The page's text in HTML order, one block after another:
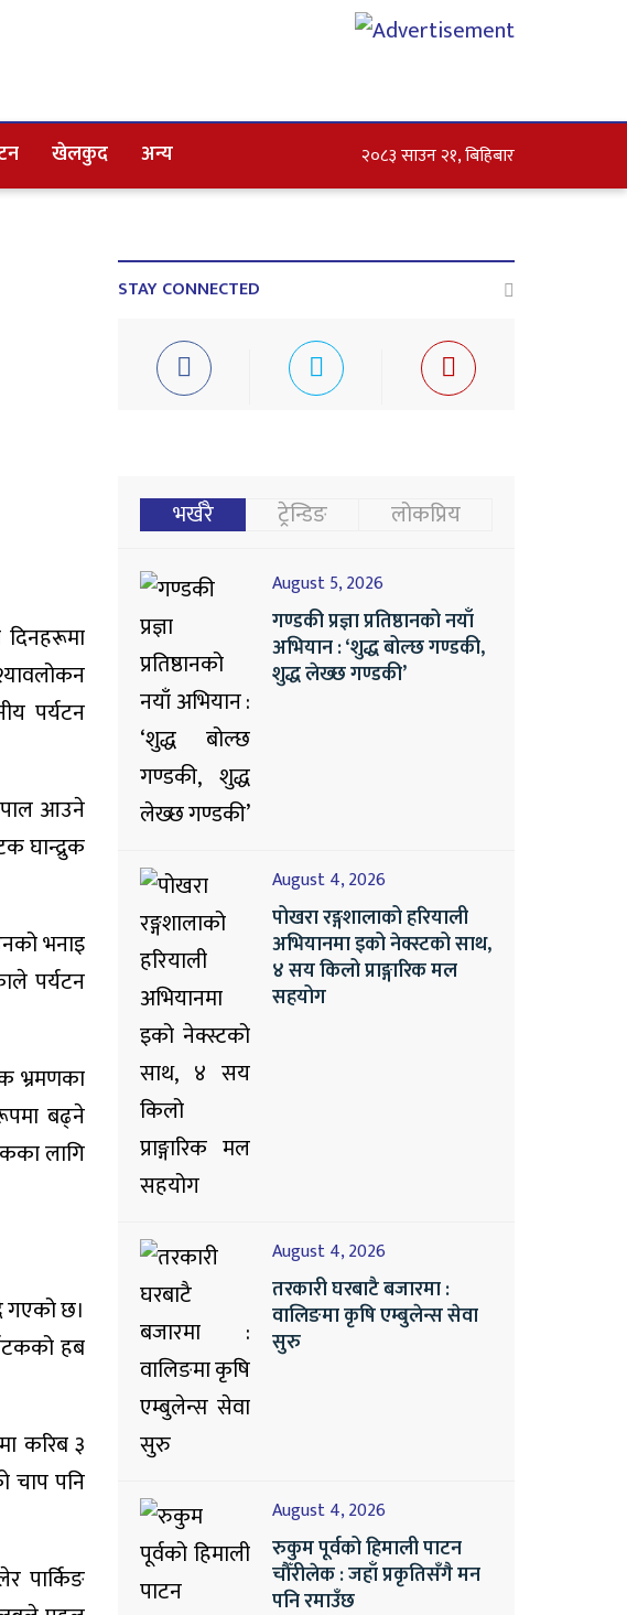
खेलकुद अन्य २०८३ साउन २१, बिहिबार
दिनहरूमा
पर्यटन
आउने
घान्द्रुक
भनाइ
पर्यटन
भ्रमणका
बढ्ने
लागि
गएको छ।
हब
करिब ३
चाप पनि
पार्किङ
STAY CONNECTED
भर्खरै ट्रेन्डिङ लोकप्रिय
August 5, 2026
गण्डकी प्रज्ञा प्रतिष्ठानको नयाँ
अभियान : ‘शुद्ध बोल्छ गण्डकी,
शुद्ध लेख्छ गण्डकी’
August 4, 2026
पोखरा रङ्गशालाको हरियाली
अभियानमा इको नेक्स्टको साथ,
४ सय किलो प्राङ्गारिक मल
सहयोग
August 4, 2026
तरकारी घरबाटै बजारमा :
वालिङमा कृषि एम्बुलेन्स सेवा
सुरु
August 4, 2026
रुकुम पूर्वको हिमाली पाटन
चौँरीलेक : जहाँ प्रकृतिसँगै मन
पनि रमाउँछ